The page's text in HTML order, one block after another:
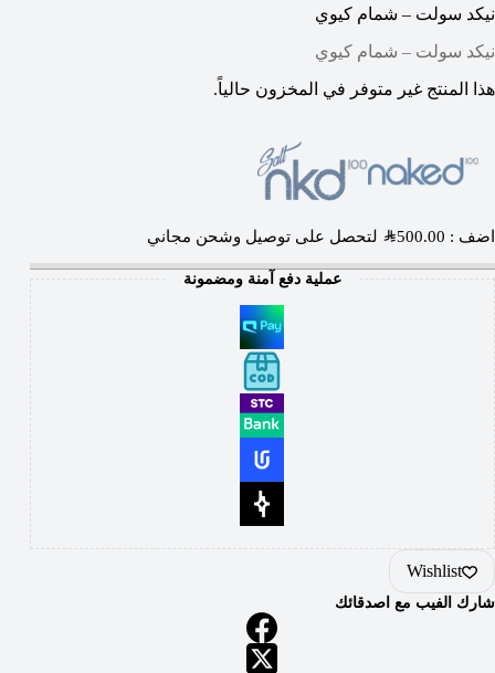
نيكد سولت – شمام كيوي
نيكد سولت – شمام كيوي
هذا المنتج غير متوفر في المخزون حالياً.
اضف : SAR500.00 لتحصل على توصيل وشحن مجاني
عملية دفع آمنة ومضمونة
Wishlist
شارك الفيب مع اصدقائك